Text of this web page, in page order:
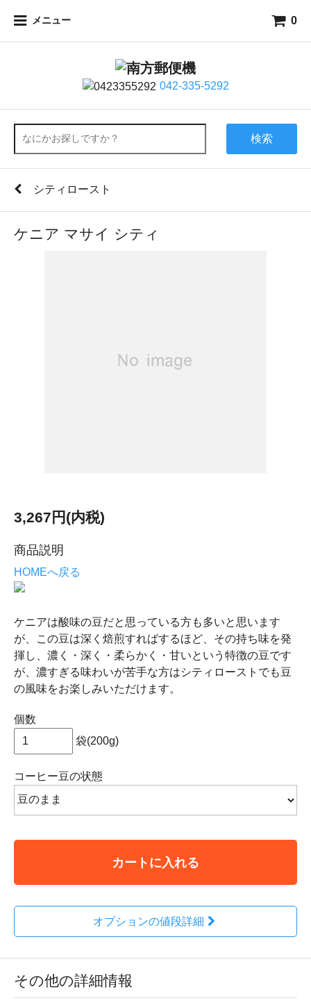
メニュー 0
042-335-5292
検索
シティロースト
ケニア マサイ シティ
3,267円(内税)
商品説明
HOMEへ戻る
ケニアは酸味の豆だと思っている方も多いと思います
が、この豆は深く焙煎すればするほど、その持ち味を発
揮し、濃く・深く・柔らかく・甘いという特徴の豆です
が、濃すぎる味わいが苦手な方はシティローストでも豆
の風味をお楽しみいただけます。
個数
袋(200g)
コーヒー豆の状態
カートに入れる
オプションの値段詳細
その他の詳細情報